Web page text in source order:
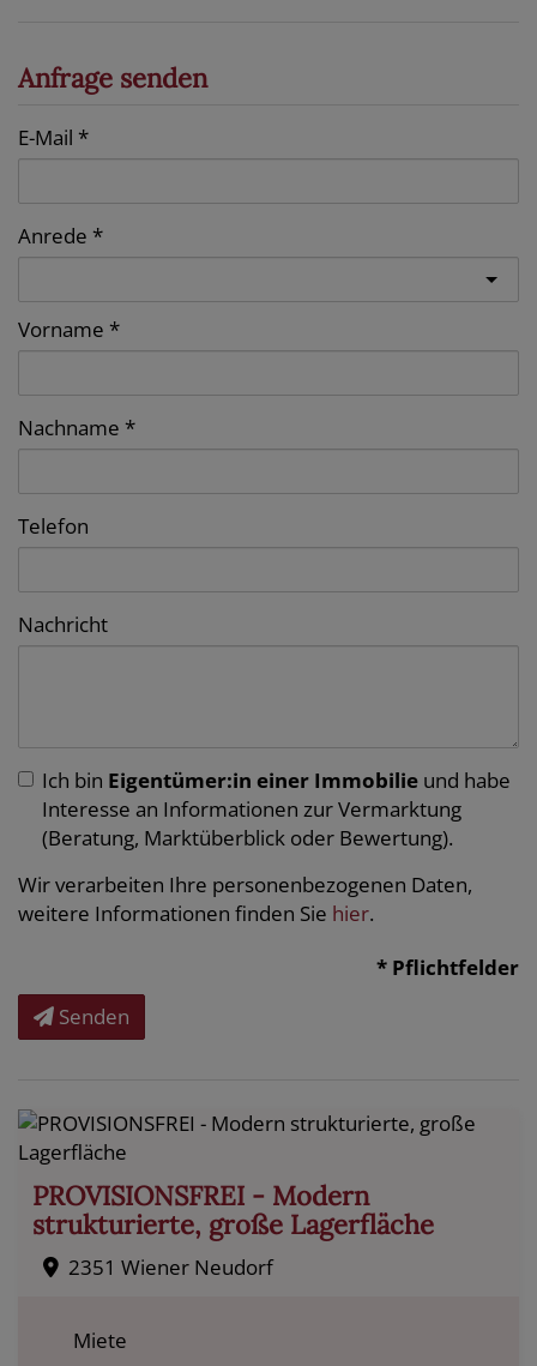
Anfrage senden
E-Mail
Anrede
Vorname
Nachname
Telefon
Nachricht
Ich bin Eigentümer:in einer Immobilie und habe
Interesse an Informationen zur Vermarktung
(Beratung, Marktüberblick oder Bewertung).
Wir verarbeiten Ihre personenbezogenen Daten,
weitere Informationen finden Sie hier.
Senden
* Pflichtfelder
PROVISIONSFREI - Modern
strukturierte, große Lagerfläche
2351 Wiener Neudorf
Miete